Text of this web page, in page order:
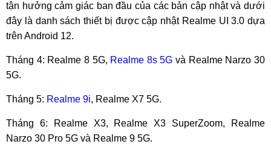
tận hưởng cảm giác ban đầu của các bản cập nhật và dưới
đây là danh sách thiết bị được cập nhật Realme UI 3.0 dựa
trên Android 12.
Tháng 4: Realme 8 5G, Realme 8s 5G và Realme Narzo 30
5G.
Tháng 5: Realme 9i, Realme X7 5G.
Tháng 6: Realme X3, Realme X3 SuperZoom, Realme
Narzo 30 Pro 5G và Realme 9 5G.